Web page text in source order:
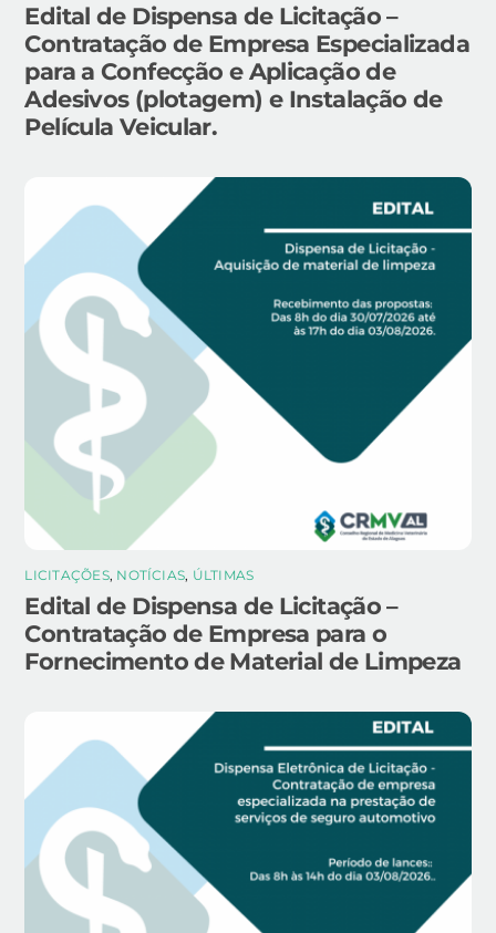
Edital de Dispensa de Licitação –
Contratação de Empresa Especializada
para a Confecção e Aplicação de
Adesivos (plotagem) e Instalação de
Película Veicular.
LICITAÇÕES, NOTÍCIAS, ÚLTIMAS
Edital de Dispensa de Licitação –
Contratação de Empresa para o
Fornecimento de Material de Limpeza